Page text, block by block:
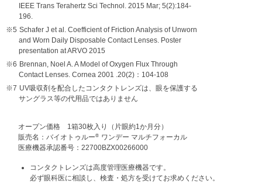
IEEE Trans Terahertz Sci Technol. 2015 Mar; 5(2):184-
196.
※5 Schafer J et al. Coefficient of Friction Analysis of Unworn
and Worn Daily Disposable Contact Lenses. Poster
presentation at ARVO 2015
※6 Brennan, Noel A. A Model of Oxygen Flux Through
Contact Lenses. Cornea 2001 .20(2)：104-108
※7 UV吸収剤を配合したコンタクトレンズは、眼を保護する
サングラス等の代用品ではありません
オープン価格 1箱30枚入り（片眼約1か月分）
販売名：バイオトゥルー® ワンデー マルチフォーカル
医療機器承認番号：22700BZX00266000
コンタクトレンズは高度管理医療機器です。
必ず眼科医に相談し、検査・処方を受けてお求めください。